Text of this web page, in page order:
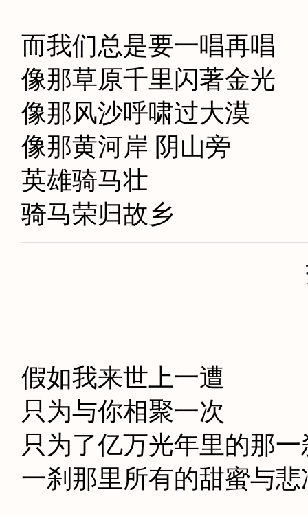
而我们总是要一唱再唱
像那草原千里闪著金光
像那风沙呼啸过大漠
像那黄河岸 阴山旁
英雄骑马壮
骑马荣归故乡
假如我来世上一遭
只为与你相聚一次
只为了亿万光年里的那一
一刹那里所有的甜蜜与悲